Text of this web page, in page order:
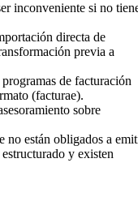
inconveniente si no
directa de
previa a
de facturación
(facturae).
sobre
no están obligados a
y existen